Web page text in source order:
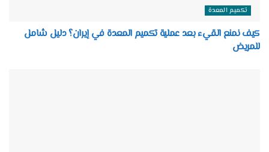
تكميم المعدة
كيف نمنع القيء بعد عملية تكميم المعدة في إيران؟ دليل شامل
للمريض